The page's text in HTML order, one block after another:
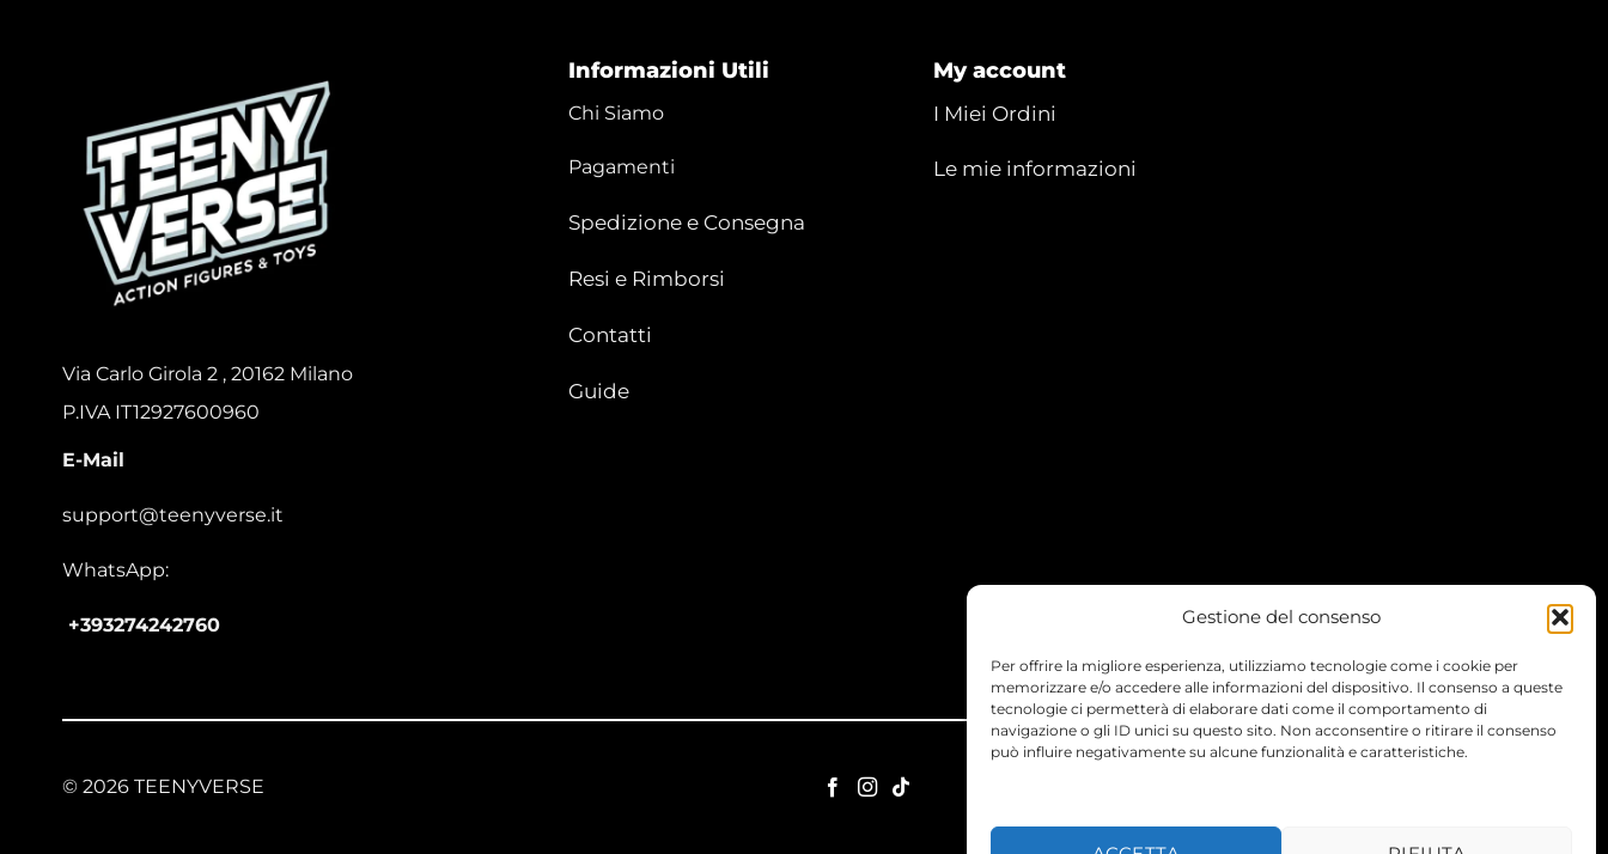
Gestione del consenso
Per offrire la migliore esperienza, utilizziamo tecnologie come i cookie per
memorizzare e/o accedere alle informazioni del dispositivo. Il consenso a queste
tecnologie ci permetterà di elaborare dati come il comportamento di
navigazione o gli ID unici su questo sito. Non acconsentire o ritirare il consenso
può influire negativamente su alcune funzionalità e caratteristiche.
Via Carlo Girola 2 , 20162 Milano
P.IVA IT12927600960
E-Mail
support@teenyverse.it
WhatsApp:
+393274242760
Informazioni Utili
Chi Siamo
Pagamenti
Spedizione e Consegna
Resi e Rimborsi
Contatti
Guide
My account
I Miei Ordini
Le mie informazioni
© 2026 TEENYVERSE